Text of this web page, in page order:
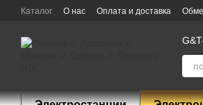
Перейти к основному контенту
Каталог О нас Оплата и доставка